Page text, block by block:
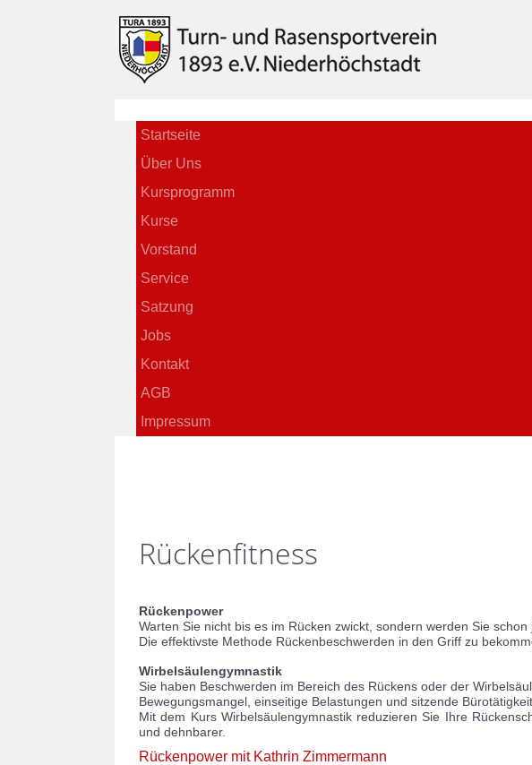
Startseite
Über Uns
Kursprogramm
Kurse
Vorstand
Service
Satzung
Jobs
Kontakt
AGB
Impressum
Rückenfitness
Rückenpower
Warten Sie nicht bis es im Rücken zwickt, sondern werden Sie
Die effektivste Methode Rückenbeschwerden in den Griff zu
Wirbelsäulengymnastik
Sie haben Beschwerden im Bereich des Rückens oder der
Bewegungsmangel, einseitige Belastungen und sitzende
Mit dem Kurs Wirbelsäulengymnastik reduzieren Sie Ihre
und dehnbarer.
Rückenpower mit Kathrin Zimmermann